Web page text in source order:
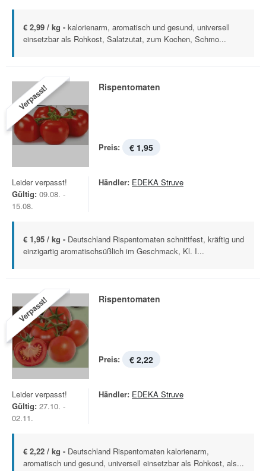
€ 2,99 / kg - kalorienarm, aromatisch und gesund, universell
einsetzbar als Rohkost, Salatzutat, zum Kochen, Schmo...
Verpasst! Rispentomaten
Preis: € 1,95
Leider verpasst!
Gültig: 09.08. -
15.08.
Händler: EDEKA Struve
€ 1,95 / kg - Deutschland Rispentomaten schnittfest, kräftig und
einzigartig aromatischsüßlich im Geschmack, Kl. I...
Verpasst! Rispentomaten
Preis: € 2,22
Leider verpasst!
Gültig: 27.10. -
02.11.
Händler: EDEKA Struve
€ 2,22 / kg - Deutschland Rispentomaten kalorienarm,
aromatisch und gesund, universell einsetzbar als Rohkost, als...